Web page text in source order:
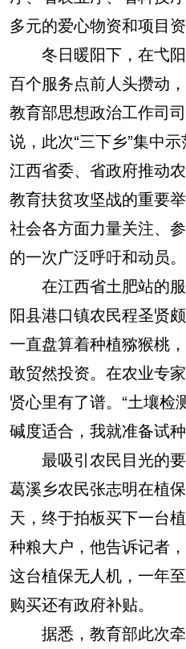
多元的爱心物资和项目资
冬日暖阳下，在弋阳
百个服务点前人头攒动
教育部思想政治工作司
说，此次“三下乡”集中
江西省委、省政府推动
教育扶贫攻坚战的重要
社会各方面力量关注、
的一次广泛呼吁和动员。
在江西省土肥站的服
阳县港口镇农民程圣贤
一直盘算着种植猕猴桃
敢贸然投资。在农业专
贤心里有了谱。“土壤检
碱度适合，我就准备试种
最吸引农民目光的要
葛溪乡农民张志明在植
天，终于拍板买下一台
种粮大户，他告诉记者
这台植保无人机，一年
购买还有政府补贴。
据悉，教育部此次牵